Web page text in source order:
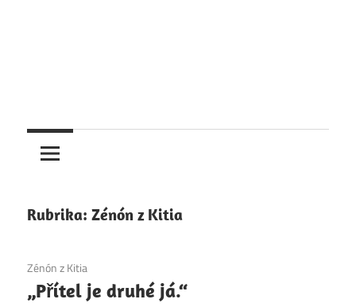
Rubrika: Zénón z Kitia
1. 12. 2020
Zénón z Kitia
„Přítel je druhé já.“